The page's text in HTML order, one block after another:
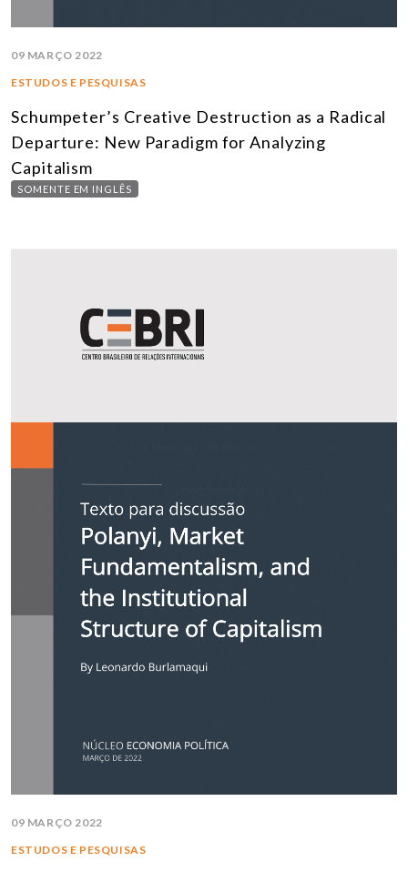
09 MARÇO 2022
ESTUDOS E PESQUISAS
Schumpeter’s Creative Destruction as a Radical
Departure: New Paradigm for Analyzing
Capitalism
SOMENTE EM INGLÊS
09 MARÇO 2022
ESTUDOS E PESQUISAS